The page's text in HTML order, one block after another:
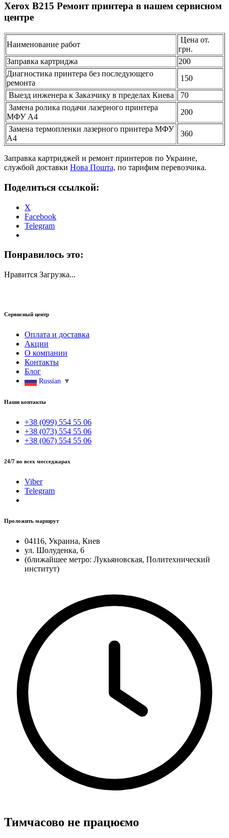
Xerox B215 Ремонт принтера в нашем сервисном
центре
Наименование работ
Цена от.
грн.
Заправка картриджа
200
Диагностика принтера без последующего
ремонта
150
Выезд инженера к Заказчику в пределах Киева
70
Замена ролика подачи лазерного принтера
МФУ А4
200
Замена термопленки лазерного принтера МФУ
А4
360
Заправка картриджей и ремонт принтеров по Украине,
службой доставки Нова Пошта, по тарифим перевозчика.
Поделиться ссылкой:
X
Facebook
Telegram
Понравилось это:
Нравится Загрузка...
Сервисный центр
Оплата и доставка
Акции
О компании
Контакты
Блог
Russian ▼
Наши контакты
+38 (099) 554 55 06
+38 (073) 554 55 06
+38 (067) 554 55 06
24/7 во всех месседжарах
Viber
Telegram
Проложить маршрут
04116, Украина, Киев
ул. Шолуденка, 6
(ближайшее метро: Лукьяновская, Политехнический
институт)
Тимчасово не працюємо